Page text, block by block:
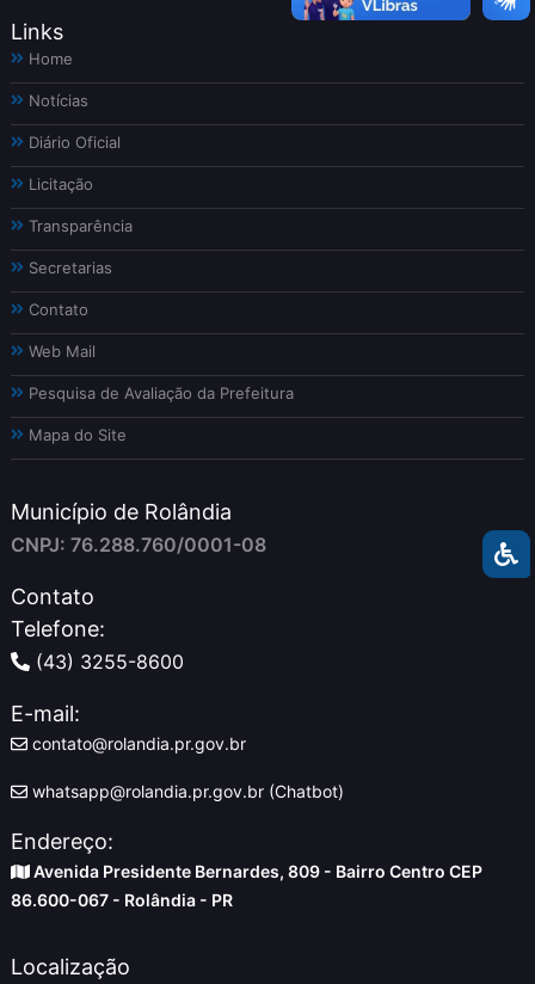
Links
Home
Notícias
Diário Oficial
Licitação
Transparência
Secretarias
Contato
Web Mail
Pesquisa de Avaliação da Prefeitura
Mapa do Site
Município de Rolândia
CNPJ: 76.288.760/0001-08
Contato
Telefone:
(43) 3255-8600
E-mail:
contato@rolandia.pr.gov.br
whatsapp@rolandia.pr.gov.br (Chatbot)
Endereço:
Avenida Presidente Bernardes, 809 - Bairro Centro CEP
86.600-067 - Rolândia - PR
Localização